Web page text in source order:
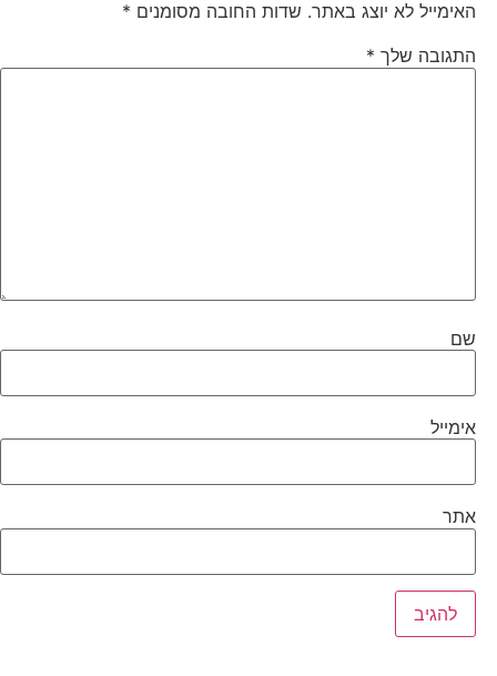
האימייל לא יוצג באתר. שדות החובה מסומנים *
התגובה שלך *
שם
אימייל
אתר